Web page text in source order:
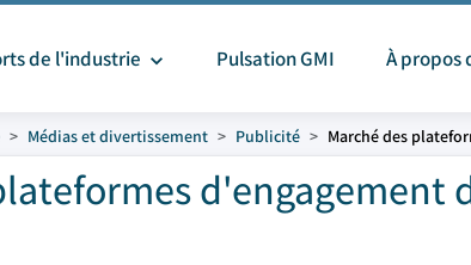
de l'industrie Pulsation GMI À propos
Médias et divertissement Publicité Marché des
d'engagement